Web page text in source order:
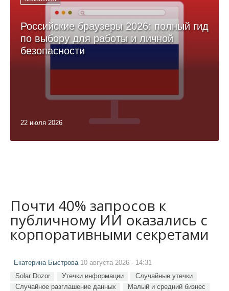
Российские браузеры 2026: полный гид
по выбору для работы и личной
безопасности
22 июля 2026
Почти 40% запросов к
публичному ИИ оказались с
корпоративными секретами
Екатерина Быстрова 10 августа 2026 - 14:31
Solar Dozor Утечки информации
Случайные утечки
Случайное разглашение данных
Малый и средний бизнес